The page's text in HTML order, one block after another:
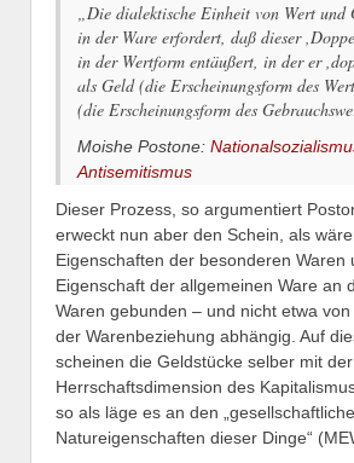
„Die dialektische Einheit von Wert und
in der Ware erfordert, daß dieser
in der Wertform entäußert, in der er
als Geld (die Erscheinungsform des
(die Erscheinungsform des
Moishe Postone:
Antisemitismus
Dieser Prozess, so argumentiert
erweckt nun aber den Schein, als
Eigenschaften der besonderen Waren
Eigenschaft der allgemeinen Ware an
Waren gebunden – und nicht etwa
der Warenbeziehung abhängig. Auf
scheinen die Geldstücke selber mit
Herrschaftsdimension des
so als läge es an den
Natureigenschaften dieser Dinge“